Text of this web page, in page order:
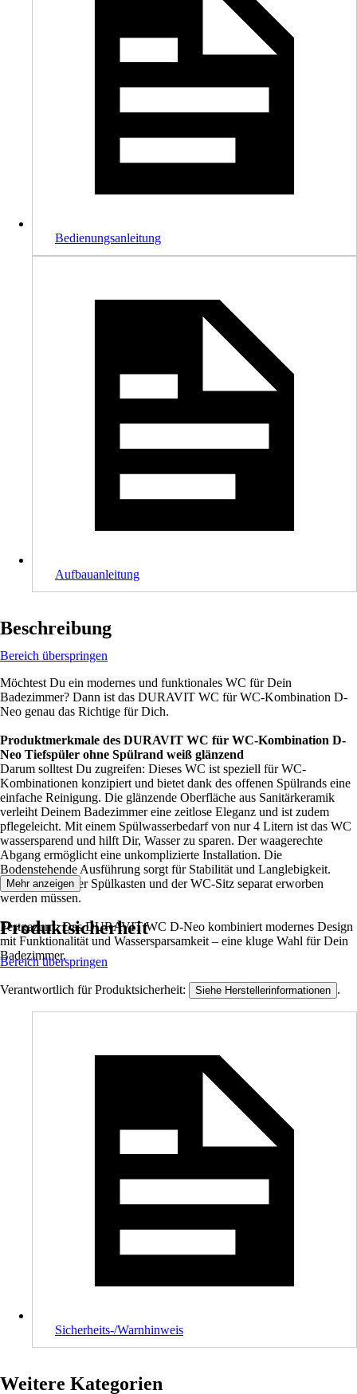
Bedienungsanleitung
Aufbauanleitung
Beschreibung
Bereich überspringen
Möchtest Du ein modernes und funktionales WC für Dein
Badezimmer? Dann ist das DURAVIT WC für WC-Kombination D-
Neo genau das Richtige für Dich.
Produktmerkmale des DURAVIT WC für WC-Kombination D-
Neo Tiefspüler ohne Spülrand weiß glänzend
Darum solltest Du zugreifen: Dieses WC ist speziell für WC-
Kombinationen konzipiert und bietet dank des offenen Spülrands eine
einfache Reinigung. Die glänzende Oberfläche aus Sanitärkeramik
verleiht Deinem Badezimmer eine zeitlose Eleganz und ist zudem
pflegeleicht. Mit einem Spülwasserbedarf von nur 4 Litern ist das WC
wassersparend und hilft Dir, Wasser zu sparen. Der waagerechte
Abgang ermöglicht eine unkomplizierte Installation. Die
Bodenstehende Ausführung sorgt für Stabilität und Langlebigkeit.
Beachte, dass der Spülkasten und der WC-Sitz separat erworben
werden müssen.
Festgezurrt: Das DURAVIT WC D-Neo kombiniert modernes Design
mit Funktionalität und Wassersparsamkeit – eine kluge Wahl für Dein
Badezimmer.
Mehr anzeigen
Produktsicherheit
Bereich überspringen
Verantwortlich für Produktsicherheit: Siehe Herstellerinformationen .
Sicherheits-/Warnhinweis
Weitere Kategorien